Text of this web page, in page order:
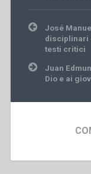
Post
navigation
José
disciplinari
testi critici
Juan
Dio e ai